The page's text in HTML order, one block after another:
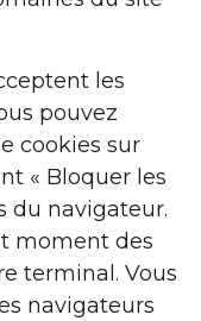
les
pouvez
cookies sur
« Bloquer les
du navigateur.
moment des
terminal. Vous
navigateurs